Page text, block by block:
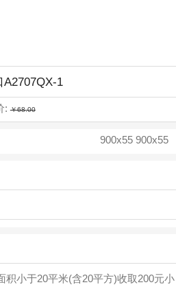
1
:￥68.00
900x55 900x55
积小于20平米(含20平方)收取200元小